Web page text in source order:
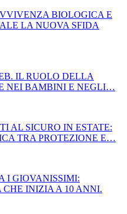
BIOLOGICA E
LA NUOVA SFIDA
IL RUOLO DELLA
NEI BAMBINI E NEGLI…
AL SICURO IN ESTATE:
TRA PROTEZIONE E…
I GIOVANISSIMI:
CHE INIZIA A 10 ANNI.